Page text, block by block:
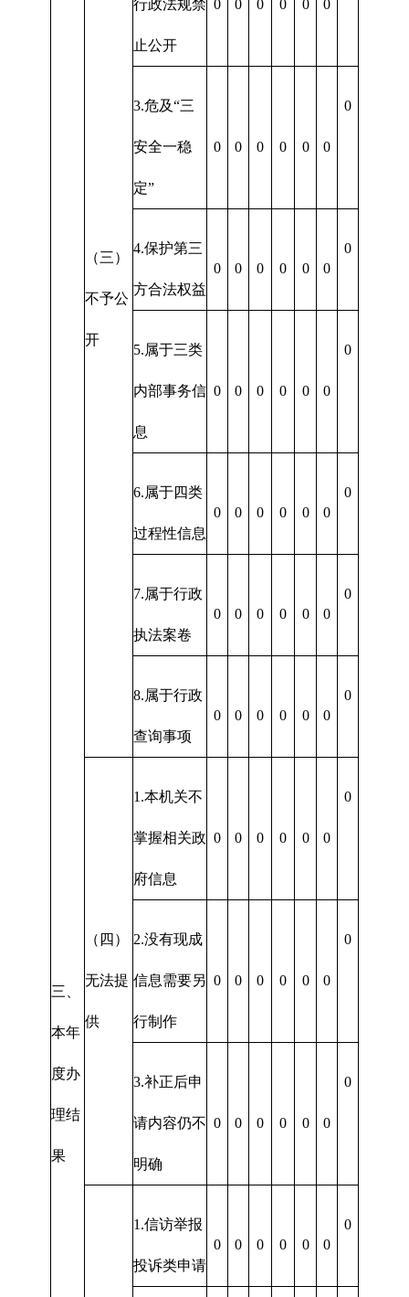
三、
本年
度办
理结
果
（三）
不予公
开
行政法规禁
止公开
0 0 0 0 0 0
3.危及“三
安全一稳
定”
0 0 0 0 0 0
0
4.保护第三
方合法权益
0 0 0 0 0 0
0
5.属于三类
内部事务信
息
0 0 0 0 0 0
0
6.属于四类
过程性信息
0 0 0 0 0 0
0
7.属于行政
执法案卷
0 0 0 0 0 0
0
8.属于行政
查询事项
0 0 0 0 0 0
0
（四）
无法提
供
1.本机关不
掌握相关政
府信息
0 0 0 0 0 0
0
2.没有现成
信息需要另
行制作
0 0 0 0 0 0
0
3.补正后申
请内容仍不
明确
0 0 0 0 0 0
0
1.信访举报
投诉类申请
0 0 0 0 0 0
0